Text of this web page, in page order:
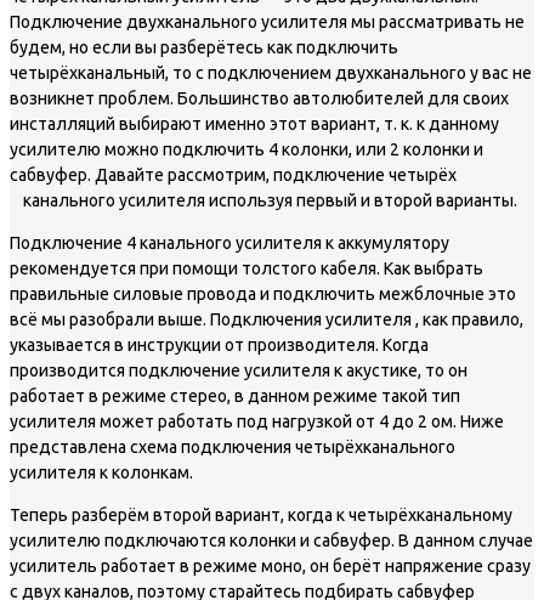
Подключение двухканального усилителя мы рассматривать не
будем, но если вы разберётесь как подключить
четырёхканальный, то с подключением двухканального у вас не
возникнет проблем. Большинство автолюбителей для своих
инсталляций выбирают именно этот вариант, т. к. к данному
усилителю можно подключить 4 колонки, или 2 колонки и
сабвуфер. Давайте рассмотрим, подключение четырёх
канального усилителя используя первый и второй варианты.
Подключение 4 канального усилителя к аккумулятору
рекомендуется при помощи толстого кабеля. Как выбрать
правильные силовые провода и подключить межблочные это
всё мы разобрали выше. Подключения усилителя , как правило,
указывается в инструкции от производителя. Когда
производится подключение усилителя к акустике, то он
работает в режиме стерео, в данном режиме такой тип
усилителя может работать под нагрузкой от 4 до 2 ом. Ниже
представлена схема подключения четырёхканального
усилителя к колонкам.
Теперь разберём второй вариант, когда к четырёхканальному
усилителю подключаются колонки и сабвуфер. В данном случае
усилитель работает в режиме моно, он берёт напряжение сразу
с двух каналов, поэтому старайтесь подбирать сабвуфер